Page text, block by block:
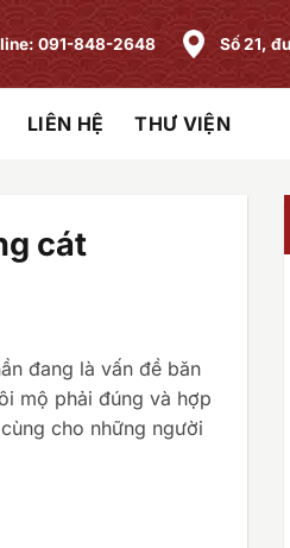
091-848-2648 Số 21,
LIÊN HỆ THƯ VIỆN
cát
đang là vấn đề băn
mộ phải đúng và hợp
cho những người